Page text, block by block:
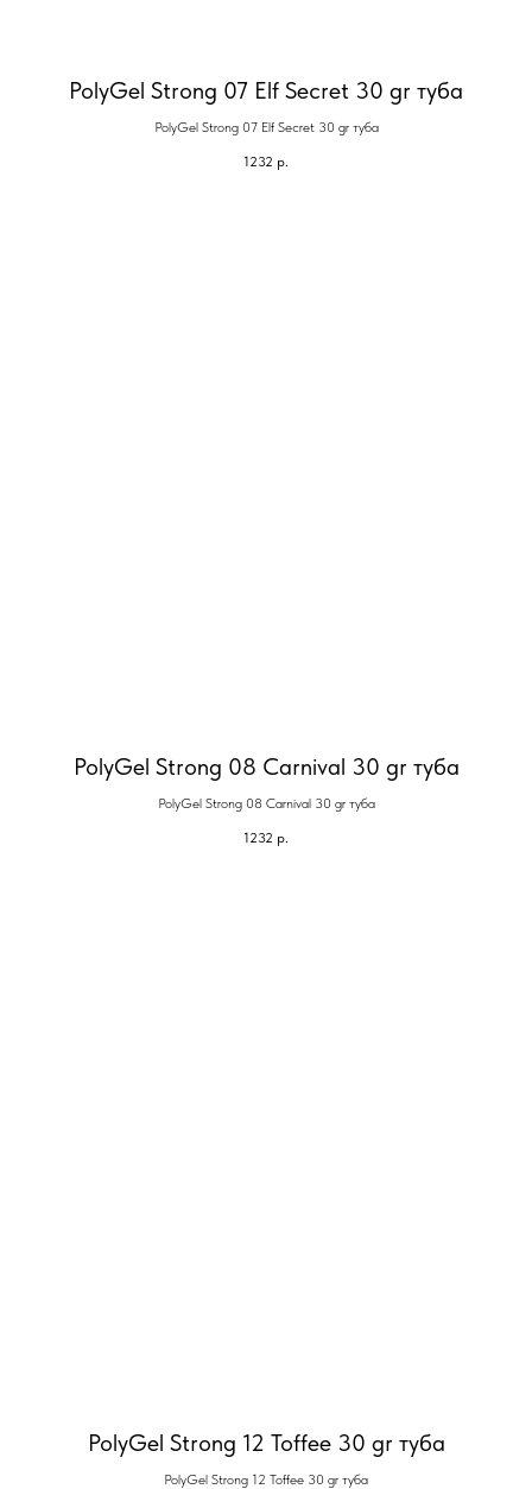
PolyGel Strong 07 Elf Secret 30 gr туба
PolyGel Strong 07 Elf Secret 30 gr туба
1232 р.
PolyGel Strong 08 Carnival 30 gr туба
PolyGel Strong 08 Carnival 30 gr туба
1232 р.
PolyGel Strong 12 Toffee 30 gr туба
PolyGel Strong 12 Toffee 30 gr туба